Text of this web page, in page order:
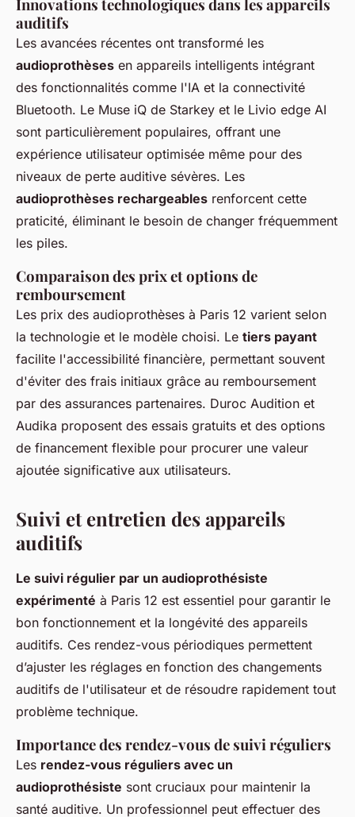
Innovations technologiques dans les appareils
auditifs
Les avancées récentes ont transformé les
audioprothèses en appareils intelligents intégrant
des fonctionnalités comme l'IA et la connectivité
Bluetooth. Le Muse iQ de Starkey et le Livio edge AI
sont particulièrement populaires, offrant une
expérience utilisateur optimisée même pour des
niveaux de perte auditive sévères. Les
audioprothèses rechargeables renforcent cette
praticité, éliminant le besoin de changer fréquemment
les piles.
Comparaison des prix et options de
remboursement
Les prix des audioprothèses à Paris 12 varient selon
la technologie et le modèle choisi. Le tiers payant
facilite l'accessibilité financière, permettant souvent
d'éviter des frais initiaux grâce au remboursement
par des assurances partenaires. Duroc Audition et
Audika proposent des essais gratuits et des options
de financement flexible pour procurer une valeur
ajoutée significative aux utilisateurs.
Suivi et entretien des appareils
auditifs
Le suivi régulier par un audioprothésiste
expérimenté à Paris 12 est essentiel pour garantir le
bon fonctionnement et la longévité des appareils
auditifs. Ces rendez-vous périodiques permettent
d’ajuster les réglages en fonction des changements
auditifs de l'utilisateur et de résoudre rapidement tout
problème technique.
Importance des rendez-vous de suivi réguliers
Les rendez-vous réguliers avec un
audioprothésiste sont cruciaux pour maintenir la
santé auditive. Un professionnel peut effectuer des